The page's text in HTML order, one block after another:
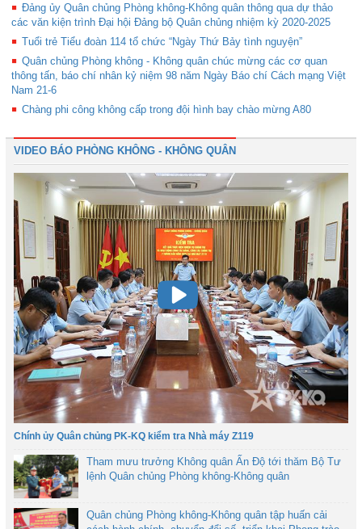
Đảng ủy Quân chủng Phòng không-Không quân thông qua dự thảo
các văn kiện trình Đại hội Đảng bộ Quân chủng nhiệm kỳ 2020-2025
Tuổi trẻ Tiểu đoàn 114 tổ chức “Ngày Thứ Bảy tình nguyện”
Quân chủng Phòng không - Không quân chúc mừng các cơ quan
thông tấn, báo chí nhân kỷ niệm 98 năm Ngày Báo chí Cách mạng Việt
Nam 21-6
Chàng phi công không cấp trong đội hình bay chào mừng A80
VIDEO BÁO PHÒNG KHÔNG - KHÔNG QUÂN
Chính ủy Quân chủng PK-KQ kiểm tra Nhà máy Z119
Tham mưu trưởng Không quân Ấn Độ tới thăm Bộ Tư
lệnh Quân chủng Phòng không-Không quân
Quân chủng Phòng không-Không quân tập huấn cải